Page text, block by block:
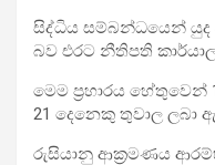
සිද්ධිය සම්බන්ධයෙන් යුද
බව එරට නීතිපති
මෙම ප්‍රහාරය හේතුවෙන්
21 දෙනෙකු තුවාල ලබා
රුසියානු ආක්‍රමණය